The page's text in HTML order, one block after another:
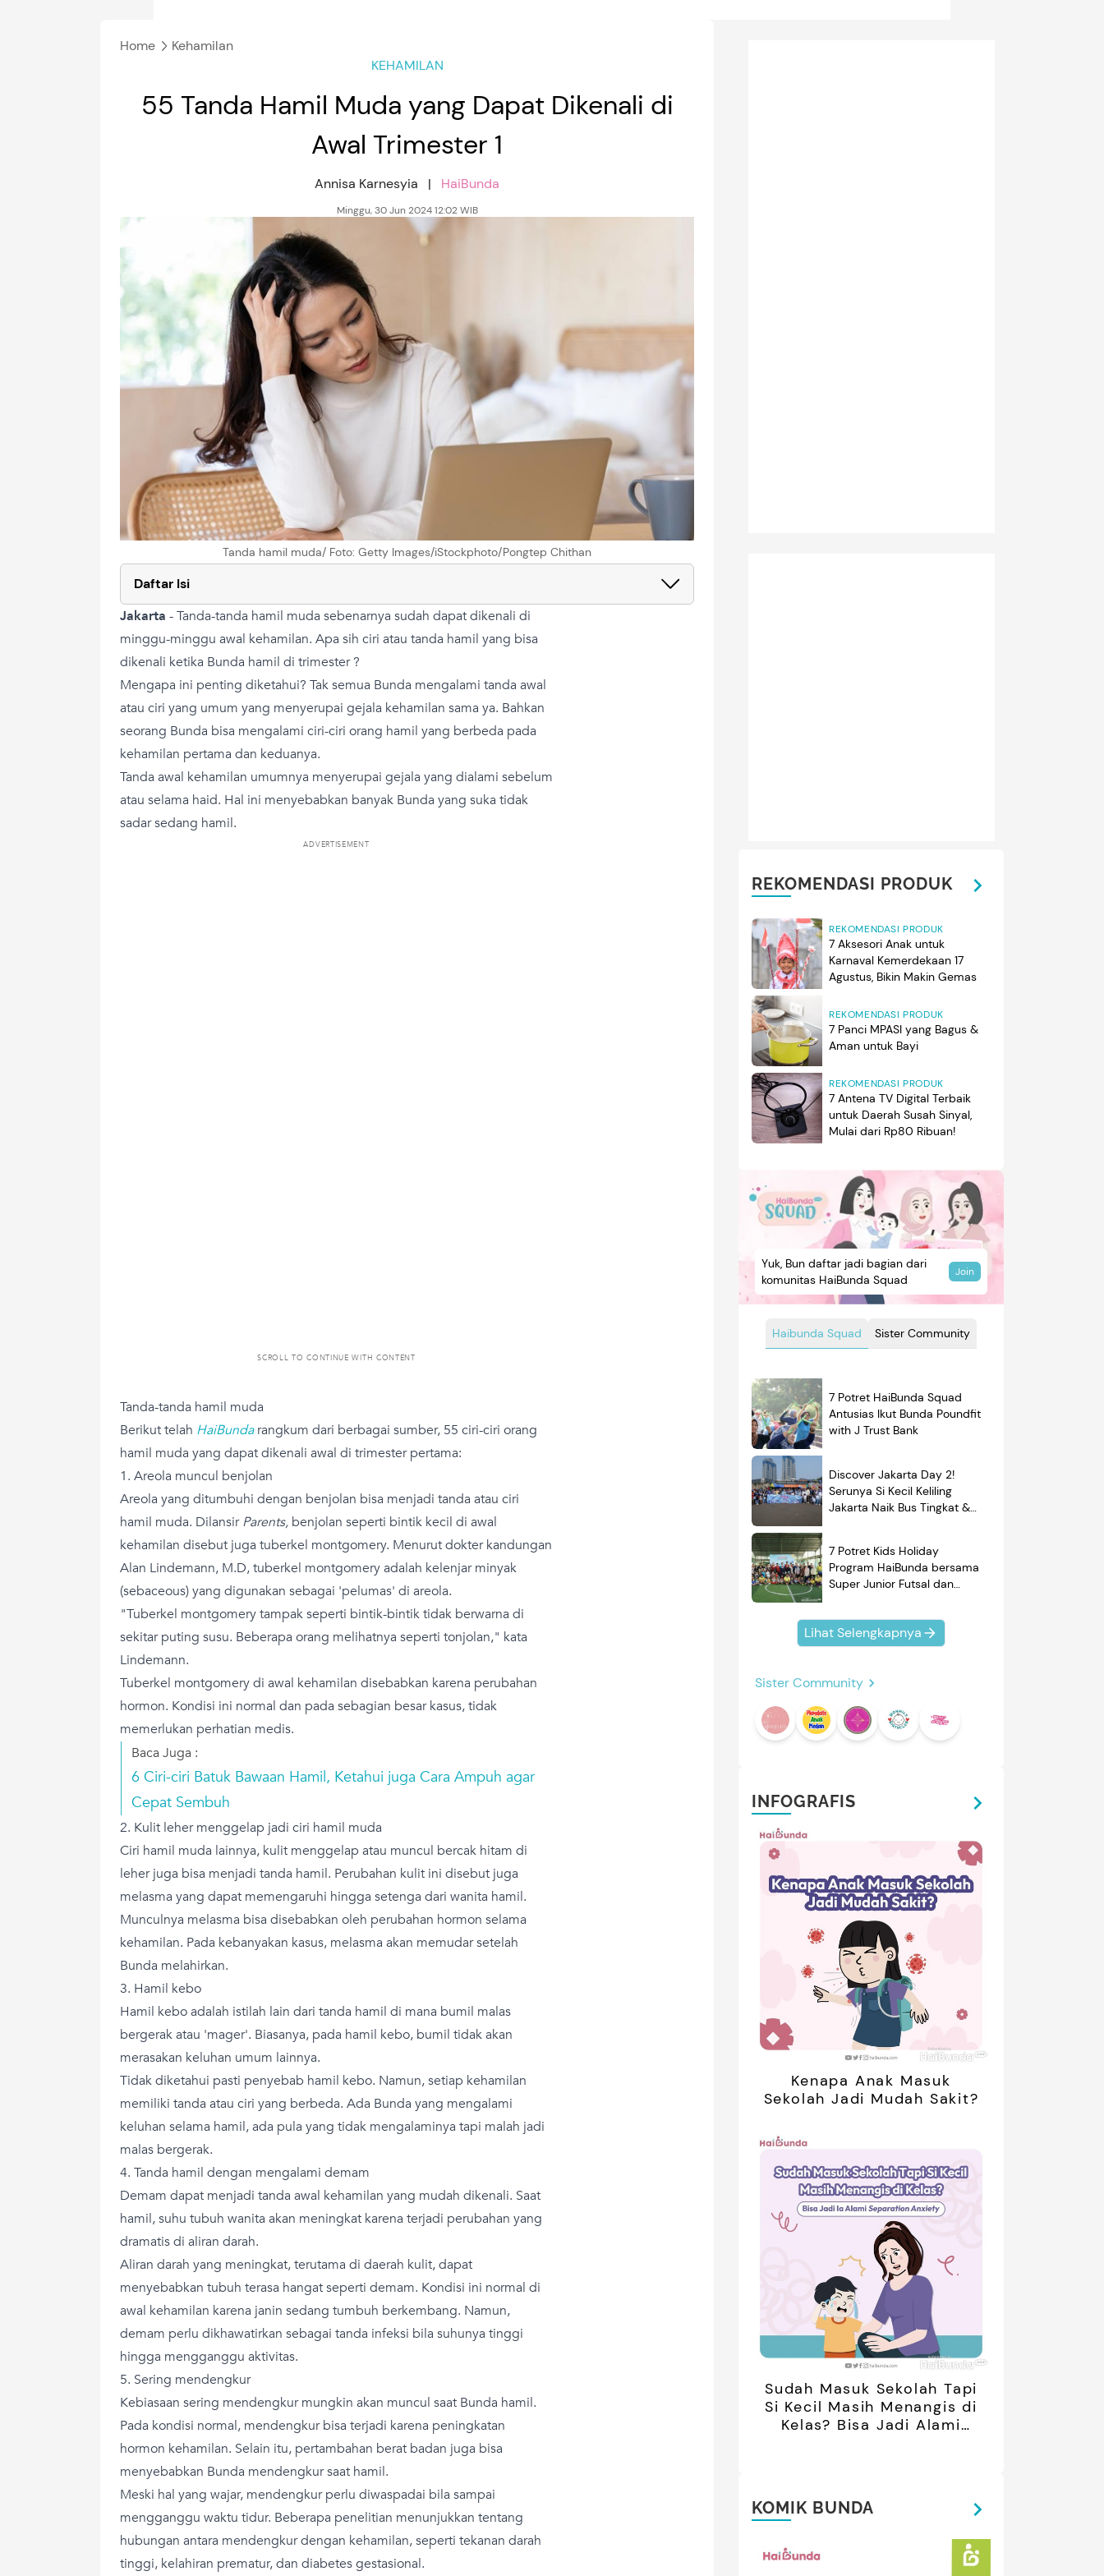
Home
Kehamilan
KEHAMILAN
55 Tanda Hamil Muda yang Dapat Dikenali di
Awal Trimester 1
Annisa Karnesyia | HaiBunda
Minggu, 30 Jun 2024 12:02 WIB
Tanda hamil muda/ Foto: Getty Images/iStockphoto/Pongtep Chithan
Daftar Isi
Jakarta -Tanda-tanda hamil muda sebenarnya sudah dapat dikenali di
minggu-minggu awal kehamilan. Apa sih ciri atau tanda hamil yang bisa
dikenali ketika Bunda hamil di trimester ?
Mengapa ini penting diketahui? Tak semua Bunda mengalami tanda awal
atau ciri yang umum yang menyerupai gejala kehamilan sama ya. Bahkan
seorang Bunda bisa mengalami ciri-ciri orang hamil yang berbeda pada
kehamilan pertama dan keduanya.
Tanda awal kehamilan umumnya menyerupai gejala yang dialami sebelum
atau selama haid. Hal ini menyebabkan banyak Bunda yang suka tidak
sadar sedang hamil.
ADVERTISEMENT
SCROLL TO CONTINUE WITH CONTENT
Tanda-tanda hamil muda
Berikut telah HaiBunda rangkum dari berbagai sumber, 55 ciri-ciri orang
hamil muda yang dapat dikenali awal di trimester pertama:
1. Areola muncul benjolan
Areola yang ditumbuhi dengan benjolan bisa menjadi tanda atau ciri
hamil muda. DilansirParents, benjolan seperti bintik kecil di awal
kehamilan disebut juga tuberkel montgomery. Menurut dokter kandungan
Alan Lindemann, M.D, tuberkel montgomery adalah kelenjar minyak
(sebaceous) yang digunakan sebagai 'pelumas' di areola.
"Tuberkel montgomery tampak seperti bintik-bintik tidak berwarna di
sekitar puting susu. Beberapa orang melihatnya seperti tonjolan," kata
Lindemann.
Tuberkel montgomery di awal kehamilan disebabkan karena perubahan
hormon. Kondisi ini normal dan pada sebagian besar kasus, tidak
memerlukan perhatian medis.
Baca Juga :
6 Ciri-ciri Batuk Bawaan Hamil, Ketahui juga Cara Ampuh agar
Cepat Sembuh
2. Kulit leher menggelap jadi ciri hamil muda
Ciri hamil muda lainnya, kulit menggelap atau muncul bercak hitam di
leher juga bisa menjadi tanda hamil. Perubahan kulit ini disebut juga
melasma yang dapat memengaruhi hingga setenga dari wanita hamil.
Munculnya melasma bisa disebabkan oleh perubahan hormon selama
kehamilan. Pada kebanyakan kasus, melasma akan memudar setelah
Bunda melahirkan.
3. Hamil kebo
Hamil kebo adalah istilah lain dari tanda hamil di mana bumil malas
bergerak atau 'mager'. Biasanya, pada hamil kebo, bumil tidak akan
merasakan keluhan umum lainnya.
Tidak diketahui pasti penyebab hamil kebo. Namun, setiap kehamilan
memiliki tanda atau ciri yang berbeda. Ada Bunda yang mengalami
keluhan selama hamil, ada pula yang tidak mengalaminya tapi malah jadi
malas bergerak.
4. Tanda hamil dengan mengalami demam
Demam dapat menjadi tanda awal kehamilan yang mudah dikenali. Saat
hamil, suhu tubuh wanita akan meningkat karena terjadi perubahan yang
dramatis di aliran darah.
Aliran darah yang meningkat, terutama di daerah kulit, dapat
menyebabkan tubuh terasa hangat seperti demam. Kondisi ini normal di
awal kehamilan karena janin sedang tumbuh berkembang. Namun,
demam perlu dikhawatirkan sebagai tanda infeksi bila suhunya tinggi
hingga mengganggu aktivitas.
5. Sering mendengkur
Kebiasaan sering mendengkur mungkin akan muncul saat Bunda hamil.
Pada kondisi normal, mendengkur bisa terjadi karena peningkatan
hormon kehamilan. Selain itu, pertambahan berat badan juga bisa
menyebabkan Bunda mendengkur saat hamil.
Meski hal yang wajar, mendengkur perlu diwaspadai bila sampai
mengganggu waktu tidur. Beberapa penelitian menunjukkan tentang
hubungan antara mendengkur dengan kehamilan, seperti tekanan darah
tinggi, kelahiran prematur, dan diabetes gestasional.
REKOMENDASI PRODUK
REKOMENDASI PRODUK
7 Aksesori Anak untuk
Karnaval Kemerdekaan 17
Agustus, Bikin Makin Gemas
REKOMENDASI PRODUK
7 Panci MPASI yang Bagus &
Aman untuk Bayi
REKOMENDASI PRODUK
7 Antena TV Digital Terbaik
untuk Daerah Susah Sinyal,
Mulai dari Rp80 Ribuan!
Haibunda Squad Sister Community
Yuk, Bun daftar jadi bagian dari
komunitas HaiBunda Squad
Join
7 Potret HaiBunda Squad
Antusias Ikut Bunda Poundfit
with J Trust Bank
Discover Jakarta Day 2!
Serunya Si Kecil Keliling
Jakarta Naik Bus Tingkat &
7 Potret Kids Holiday
Program HaiBunda bersama
Super Junior Futsal dan
Kompak Banget!
Lihat Selengkapnya
Sister Community
INFOGRAFIS
Kenapa Anak Masuk
Sekolah Jadi Mudah Sakit?
Sudah Masuk Sekolah Tapi
Si Kecil Masih Menangis di
Kelas? Bisa Jadi Alami
KOMIK BUNDA